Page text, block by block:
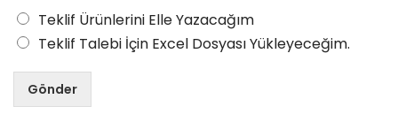
Teklif Ürünlerini Elle Yazacağım
Teklif Talebi İçin Excel Dosyası Yükleyeceğim.
Gönder